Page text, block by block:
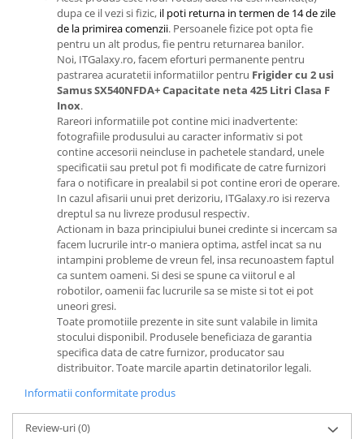
dupa ce il vezi si fizic, il poti returna in termen de 14 de zile
de la primirea comenzii. Persoanele fizice pot opta fie
pentru un alt produs, fie pentru returnarea banilor.
Noi, ITGalaxy.ro, facem eforturi permanente pentru
pastrarea acuratetii informatiilor pentru Frigider cu 2 usi
Samus SX540NFDA+ Capacitate neta 425 Litri Clasa F
Inox.
Rareori informatiile pot contine mici inadvertente:
fotografiile produsului au caracter informativ si pot
contine accesorii neincluse in pachetele standard, unele
specificatii sau pretul pot fi modificate de catre furnizori
fara o notificare in prealabil si pot contine erori de operare.
In cazul afisarii unui pret derizoriu, ITGalaxy.ro isi rezerva
dreptul sa nu livreze produsul respectiv.
Actionam in baza principiului bunei credinte si incercam sa
facem lucrurile intr-o maniera optima, astfel incat sa nu
intampini probleme de vreun fel, insa recunoastem faptul
ca suntem oameni. Si desi se spune ca viitorul e al
robotilor, oamenii fac lucrurile sa se miste si tot ei pot
uneori gresi.
Toate promotiile prezente in site sunt valabile in limita
stocului disponibil. Produsele beneficiaza de garantia
specifica data de catre furnizor, producator sau
distribuitor. Toate marcile apartin detinatorilor legali.
Informatii conformitate produs
Review-uri(0)